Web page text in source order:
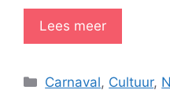
Lees meer
Categorieën
Carnaval, Cultuur,